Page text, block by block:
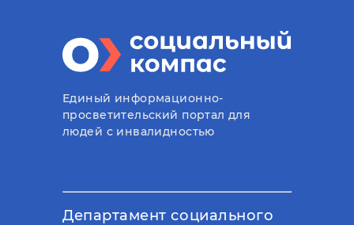
Единый информационно-
просветительский портал для
людей с инвалидностью
Департамент социального